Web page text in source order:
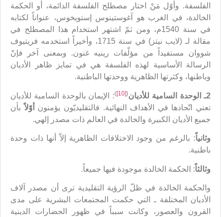
الفلسفة. وأوّل مَنْ اختار مصطلح الفلسفة الدائمة، أو الحكمة
الخالدة، في الغرب هو آغوستينوس إستويخوس، عنواناً لكتابه
في سنة 1540م، ومن ثمّ اشتهر استخدام هذا المصطلح في
مقالة لـ (لايب نيتز) في سنة 1715، وأخيراً استخدمه فريتيوف
شووان مستفيداً من مؤلّفات رينيه غنون. وبمعنى آخر فإنّ
الرسالة الأساسية لهذه الفلسفة هي في تمايز ظاهر الأديان
وباطنها، وكثرتها الظاهرية ووحدتها الباطنية.
2ـ الوحدة السامية للأديان (
[10]
): الإيمان بالوحدة السامية للأديان
تعني اتّحادها في الأهداف النهائية. فالتقليديّون يؤمنون
أوّلاًبأن
جميع الأديان الكبيرة والخالدة في العالم ذات مصدر إلهي.
وثانياً: بالرغم من وجود الاختلافات الظاهرية إلاّ أنها ذات وحدة
باطنية.
وثالثاً: الحكمة الخالدة موجودة فيها جميعاً.
والحكمة الخالدة في ظلّ الرؤية التقليدية ترى أن مصدر آلاف
الأديان المختلفة ـ التي حكمت المجتمعات البشرية على مدى
القرون والعصور، وكانت سبباً في ظهور الحضارات الدينية